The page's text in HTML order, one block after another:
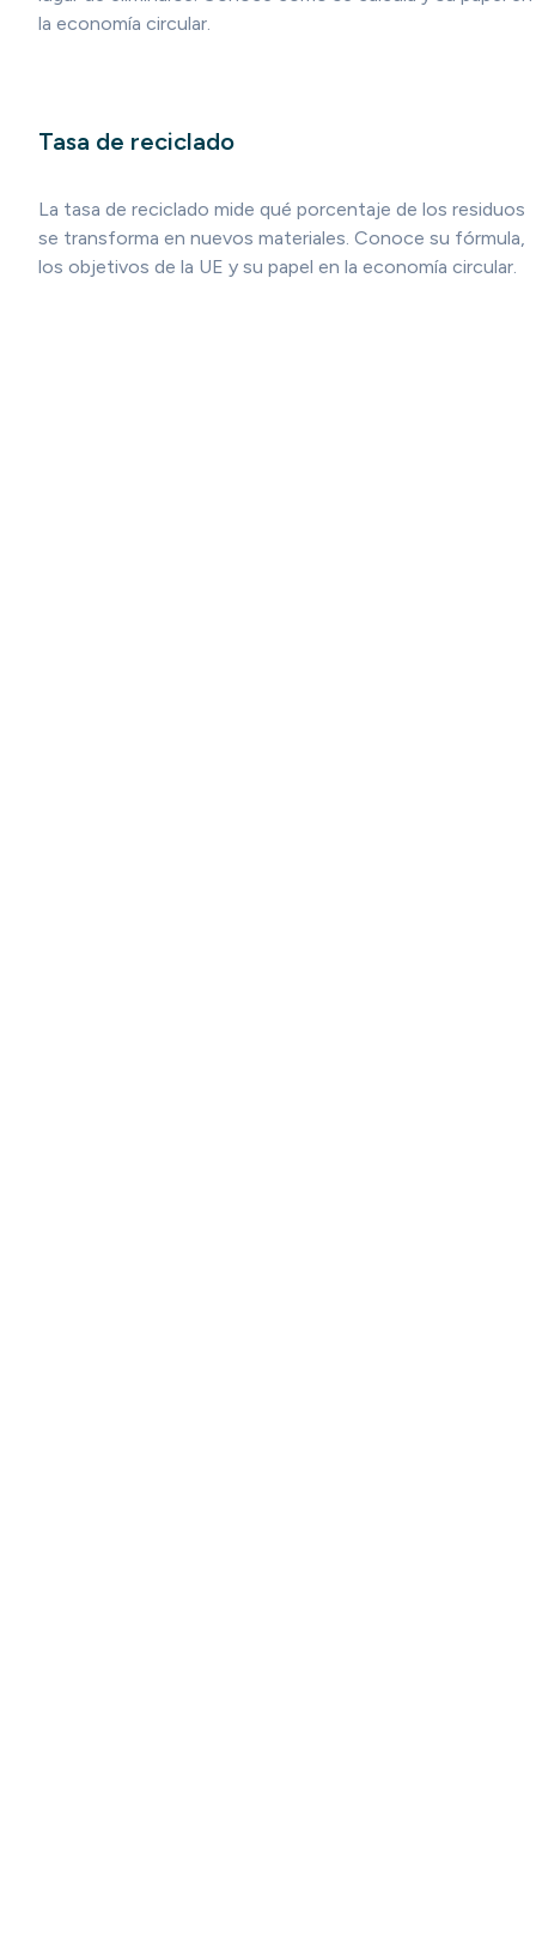
la economía circular.
Tasa de reciclado
La tasa de reciclado mide qué porcentaje de los residuos
se transforma en nuevos materiales. Conoce su fórmula,
los objetivos de la UE y su papel en la economía circular.